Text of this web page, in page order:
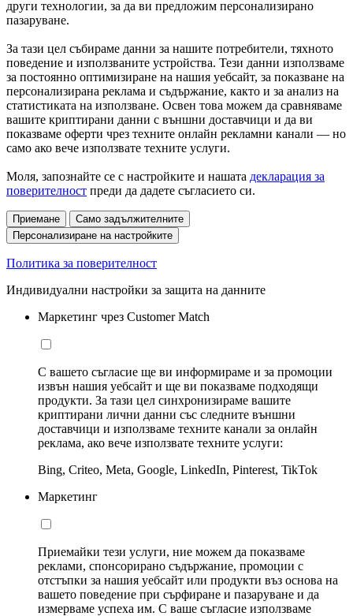
други технологии, за да ви предложим персонализирано
пазаруване.
За тази цел събираме данни за нашите потребители, тяхното
поведение и използваните устройства. Тези данни използваме
за постоянно оптимизиране на нашия уебсайт, за показване на
персонализирана реклама и съдържание, както и за анализ на
статистиката на използване. Освен това можем да сравняваме
вашите криптирани данни с външни доставчици и да ви
показваме оферти чрез техните онлайн рекламни канали — но
само ако вече използвате техните услуги.
Моля, запознайте се с настройките и нашата декларация за
поверителност преди да дадете съгласието си.
Приемане
Само задължителните
Персонализиране на настройките
Политика за поверителност
Индивидуални настройки за защита на данните
Маркетинг чрез Customer Match
С вашето съгласие ще ви информираме и за промоции
извън нашия уебсайт и ще ви показваме подходящи
продукти. За тази цел синхронизираме вашите
криптирани лични данни със следните външни
доставчици и използваме техните канали за онлайн
реклама, ако вече използвате техните услуги:
Bing, Criteo, Meta, Google, LinkedIn, Pinterest, TikTok
Маркетинг
Приемайки тези услуги, ние можем да показваме
реклами, спонсорирано съдържание, промоции с
отстъпки за нашия уебсайт или продукти въз основа на
вашето поведение при сърфиране и пазаруване и да
измерваме успеха им. С ваше съгласие използваме